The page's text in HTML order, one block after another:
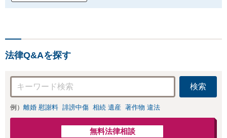
法律Q&Aを探す
検索
例） 離婚 慰謝料 誹謗中傷 相続 遺産 著作物 違法
無料法律相談